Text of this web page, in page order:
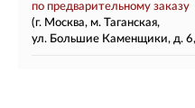
по предварительному заказу
(г. Москва, м. Таганская,
ул. Большие Каменщики, д. 6,